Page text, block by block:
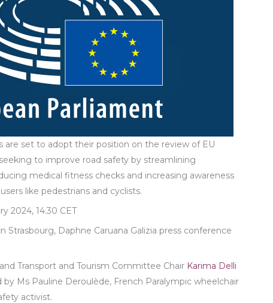
are set to adopt their position on the review of EU
to improve road safety by streamlining
medical fitness checks and increasing awareness
like pedestrians and cyclists.
2024, 14.30 CET
Strasbourg, Daphne Caruana Galizia press conference
Transport and Tourism Committee Chair Karima Delli
by Ms Pauline Deroulède, French Paralympic wheelchair
activist.